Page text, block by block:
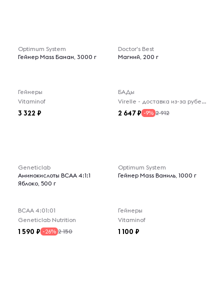
Optimum System
Гейнер Mass Банан, 3000 г
Гейнеры
Vitaminof
3 322
Doctor's Best
Магний, 200 г
БАДы
Virelle - доставка из-за рубежа
2 647 -9% 2 912
Geneticlab
Аминокислоты BCAA 4:1:1
Яблоко, 500 г
ВСАА 4:01:01
Geneticlab Nutrition
1 590 -26% 2 150
Optimum System
Гейнер Mass Ваниль, 1000 г
Гейнеры
Vitaminof
1 100